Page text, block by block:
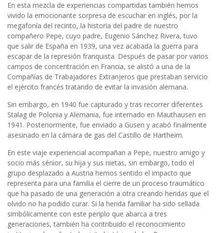
En esta mezcla de experiencias compartidas también hemos
vivido la emocionante sorpresa de escuchar en inglés, por la
megafonía del recinto, la historia del padre de nuestro
compañero Pepe, cuyo padre, Eugenio Sánchez Rivera, tuvo
que salir de España en 1939, una vez acabada la guerra para
escapar de la represión franquista. Después de pasar por varios
campos de concentración en Francia, se alistó a una de la
Compañías de Trabajadores Extranjeros que prestaban servicio
el ejército francés tratando de evitar la invasión alemana.
Sin embargo, en 1940 fue capturado y tras recorrer diferentes
Stalag de Polonia y Alemania, fue internado en Mauthausen en
1941. Posteriormente, fue enviado a Gusen y acabó finalmente
asesinado en la cámara de gas del Castillo de Hartheim.
En este viaje experiencial acompañan a Pepe, nuestro amigo y
socio más sénior, su hija y sus nietas, sin embargo, todo el
grupo desplazado a Austria hemos sentido el impacto que
representa para una familia el cierre de un proceso traumático
que ha pasado de una generación a otra creando heridas que el
olvido no ha podido curar. Si la herida familiar ha sido sellada
simbólicamente con este periplo que abarca a tres
generaciones, también ha contribuido el reconocimiento